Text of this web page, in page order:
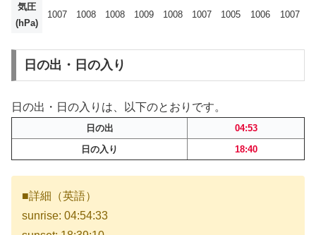
気圧
(hPa)
1007 1008 1008 1009 1008 1007 1005 1006 1007
日の出・日の入り
日の出・日の入りは、以下のとおりです。
日の出
04:53
日の入り
18:40
■詳細（英語）
sunrise: 04:54:33